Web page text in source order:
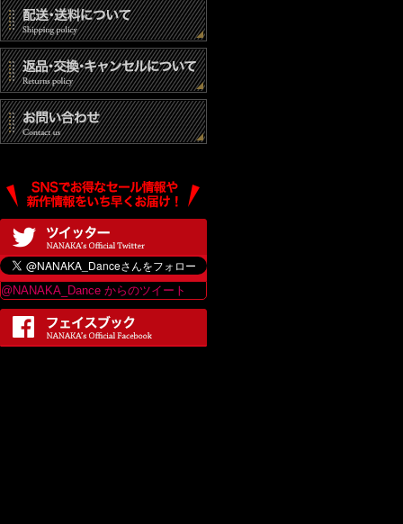
@NANAKA_Dance からのツイート